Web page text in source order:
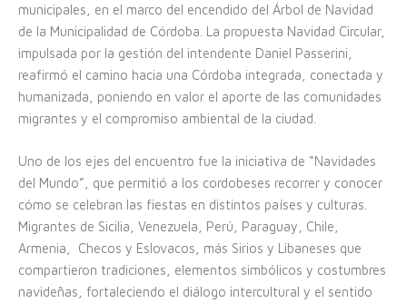
municipales, en el marco del encendido del Árbol de Navidad
de la Municipalidad de Córdoba. La propuesta Navidad Circular,
impulsada por la gestión del intendente Daniel Passerini,
reafirmó el camino hacia una Córdoba integrada, conectada y
humanizada, poniendo en valor el aporte de las comunidades
migrantes y el compromiso ambiental de la ciudad.
Uno de los ejes del encuentro fue la iniciativa de “Navidades
del Mundo”, que permitió a los cordobeses recorrer y conocer
cómo se celebran las fiestas en distintos países y culturas.
Migrantes de Sicilia, Venezuela, Perú, Paraguay, Chile,
Armenia, Checos y Eslovacos, más Sirios y Libaneses que
compartieron tradiciones, elementos simbólicos y costumbres
navideñas, fortaleciendo el diálogo intercultural y el sentido